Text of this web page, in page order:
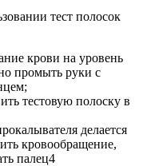
тест полосок
крови на уровень
промыть руки с
тестовую полоску в
делается
кровообращение,
палец4